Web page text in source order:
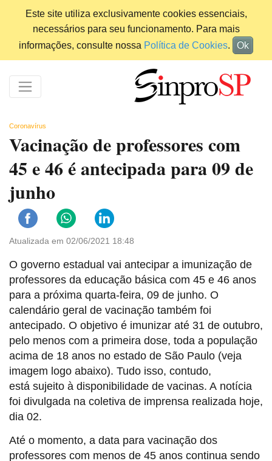
Este site utiliza exclusivamente cookies essenciais,
necessários para seu funcionamento. Para mais
informações, consulte nossa Política de Cookies. Ok
Coronavírus
Vacinação de professores com
45 e 46 é antecipada para 09 de
junho
Atualizada em 02/06/2021 18:48
O governo estadual vai antecipar a imunização de
professores da educação básica com 45 e 46 anos
para a próxima quarta-feira, 09 de junho. O
calendário geral de vacinação também foi
antecipado. O objetivo é imunizar até 31 de outubro,
pelo menos com a primeira dose, toda a população
acima de 18 anos no estado de São Paulo (veja
imagem logo abaixo). Tudo isso, contudo,
está sujeito à disponibilidade de vacinas. A notícia
foi divulgada na coletiva de imprensa realizada hoje,
dia 02.
Até o momento, a data para vacinação dos
professores com menos de 45 anos continua sendo